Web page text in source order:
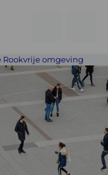
searchpage
Rookvrije omgeving